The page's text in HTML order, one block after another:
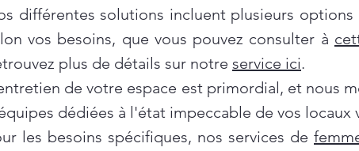
différentes solutions incluent plusieurs options
vos besoins, que vous pouvez consulter à
plus de détails sur notre service ici.
de votre espace est primordial, et nous
dédiées à l'état impeccable de vos locaux
les besoins spécifiques, nos services de